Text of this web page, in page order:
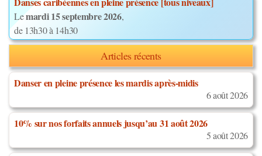
Lemardi 15 septembre 2026,
de 13h30 à 14h30
Articles récents
Danser en pleine présence les mardis après-midis
6 août 2026
10% sur nos forfaits annuels jusqu’au 31 août 2026
5 août 2026